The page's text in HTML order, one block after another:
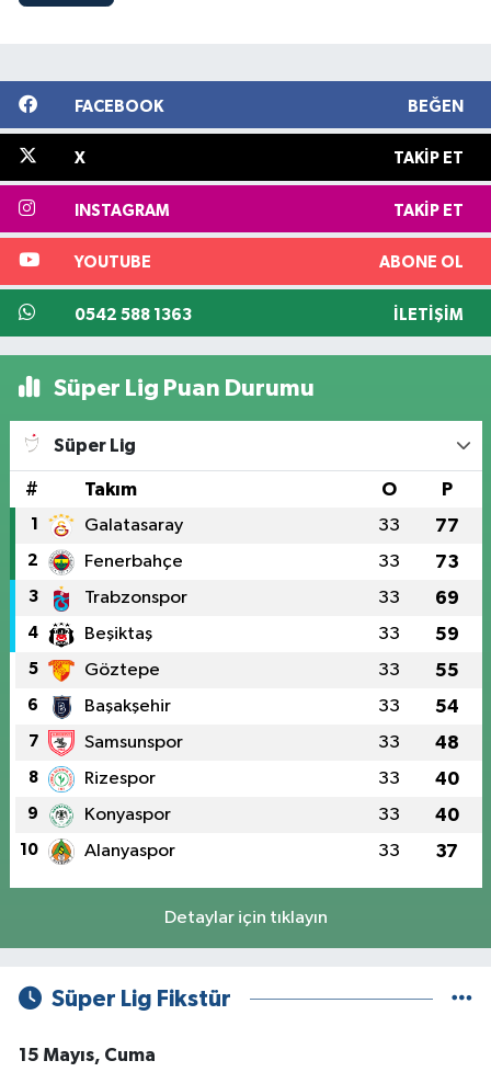
FACEBOOK BEĞEN
X TAKIP ET
INSTAGRAM TAKIP ET
YOUTUBE ABONE OL
0542 588 1363 İLETIŞIM
Süper Lig Puan Durumu
Süper Lig
# Takım O P
1 Galatasaray 33 77
2 Fenerbahçe 33 73
3 Trabzonspor 33 69
4 Beşiktaş 33 59
5 Göztepe 33 55
6 Başakşehir 33 54
7 Samsunspor 33 48
8 Rizespor 33 40
9 Konyaspor 33 40
10 Alanyaspor 33 37
Detaylar için tıklayın
Süper Lig Fikstür
15 Mayıs, Cuma